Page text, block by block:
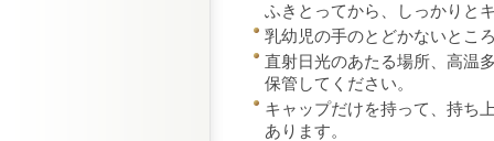
ふきとってから、しっかりと
乳幼児の手のとどかないとこ
直射日光のあたる場所、高温
保管してください。
キャップだけを持って、持ち
あります。